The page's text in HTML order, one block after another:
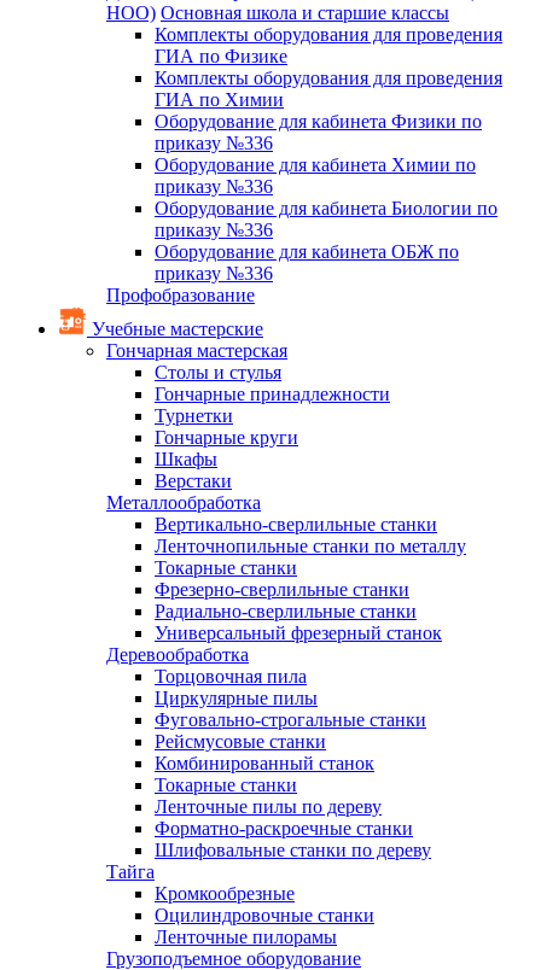
НОО) Основная школа и старшие классы
Комплекты оборудования для проведения
ГИА по Физике
Комплекты оборудования для проведения
ГИА по Химии
Оборудование для кабинета Физики по
приказу №336
Оборудование для кабинета Химии по
приказу №336
Оборудование для кабинета Биологии по
приказу №336
Оборудование для кабинета ОБЖ по
приказу №336
Профобразование
Учебные мастерские
Гончарная мастерская
Столы и стулья
Гончарные принадлежности
Турнетки
Гончарные круги
Шкафы
Верстаки
Металлообработка
Вертикально-сверлильные станки
Ленточнопильные станки по металлу
Токарные станки
Фрезерно-сверлильные станки
Радиально-сверлильные станки
Универсальный фрезерный станок
Деревообработка
Торцовочная пила
Циркулярные пилы
Фуговально-строгальные станки
Рейсмусовые станки
Комбинированный станок
Токарные станки
Ленточные пилы по дереву
Форматно-раскроечные станки
Шлифовальные станки по дереву
Тайга
Кромкообрезные
Оцилиндровочные станки
Ленточные пилорамы
Грузоподъемное оборудование